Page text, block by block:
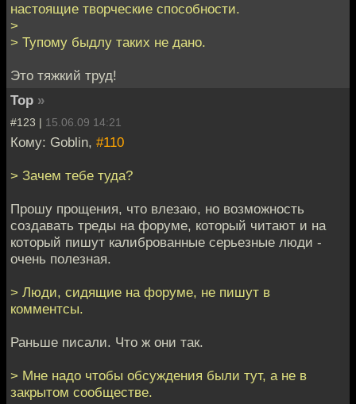
настоящие творческие способности.
>
> Тупому быдлу таких не дано.
Это тяжкий труд!
Тор »
#123 | 15.06.09 14:21
Кому: Goblin, #110
> Зачем тебе туда?
Прошу прощения, что влезаю, но возможность
создавать треды на форуме, который читают и на
который пишут калиброванные серьезные люди -
очень полезная.
> Люди, сидящие на форуме, не пишут в
комментсы.
Раньше писали. Что ж они так.
> Мне надо чтобы обсуждения были тут, а не в
закрытом сообществе.